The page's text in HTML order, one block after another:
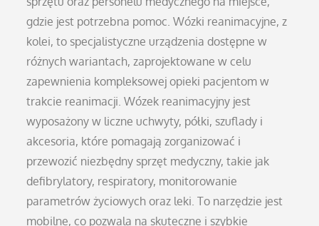
gdzie jest potrzebna pomoc. Wózki reanimacyjne, z
kolei, to specjalistyczne urządzenia dostępne w
różnych wariantach, zaprojektowane w celu
zapewnienia kompleksowej opieki pacjentom w
trakcie reanimacji. Wózek reanimacyjny jest
wyposażony w liczne uchwyty, półki, szuflady i
akcesoria, które pomagają zorganizować i
przewozić niezbędny sprzęt medyczny, takie jak
defibrylatory, respiratory, monitorowanie
parametrów życiowych oraz leki. To narzędzie jest
mobilne, co pozwala na skuteczne i szybkie